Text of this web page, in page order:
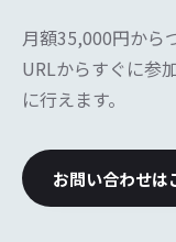
月額35,000円から
URLからすぐに参
に行えます。
お問い合わせは